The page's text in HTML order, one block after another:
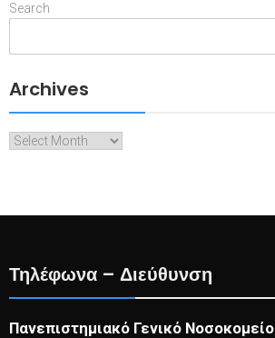
Search
Archives
Archives
Τηλέφωνα – Διεύθυνση
Πανεπιστημιακό Γενικό Νοσοκομείο